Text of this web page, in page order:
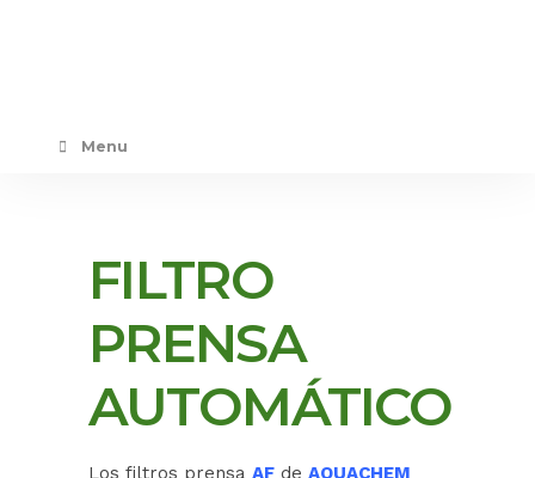
Menu
FILTRO
PRENSA
AUTOMÁTICO
Los filtros prensa AF de AQUACHEM